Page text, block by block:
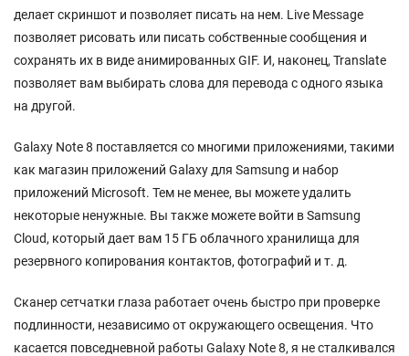
делает скриншот и позволяет писать на нем. Live Message
позволяет рисовать или писать собственные сообщения и
сохранять их в виде анимированных GIF. И, наконец, Translate
позволяет вам выбирать слова для перевода с одного языка
на другой.
Galaxy Note 8 поставляется со многими приложениями, такими
как магазин приложений Galaxy для Samsung и набор
приложений Microsoft. Тем не менее, вы можете удалить
некоторые ненужные. Вы также можете войти в Samsung
Cloud, который дает вам 15 ГБ облачного хранилища для
резервного копирования контактов, фотографий и т. д.
Сканер сетчатки глаза работает очень быстро при проверке
подлинности, независимо от окружающего освещения. Что
касается повседневной работы Galaxy Note 8, я не сталкивался